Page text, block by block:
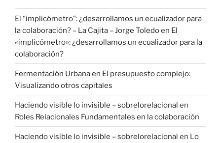
El “implicómetro”: ¿desarrollamos un ecualizador para
la colaboración? – La Cajita – Jorge Toledoen El
«implicómetro»: ¿desarrollamos un ecualizador para la
colaboración?
Fermentación Urbanaen El presupuesto complejo:
Visualizando otros capitales
Haciendo visible lo invisible – sobrelorelacional en
Roles Relacionales Fundamentales en la colaboración
Haciendo visible lo invisible – sobrelorelacional en Lo